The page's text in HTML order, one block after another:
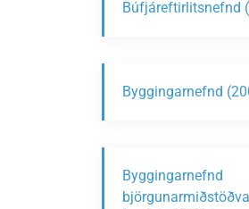
Búfjáreftirlitsnefnd
Byggingarnefnd
Byggingarnefnd